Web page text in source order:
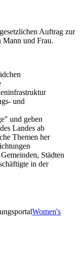
Auftrag zur
und Frau.
und
und geben
Landes ab
Themen her
Städten
in der
Women's